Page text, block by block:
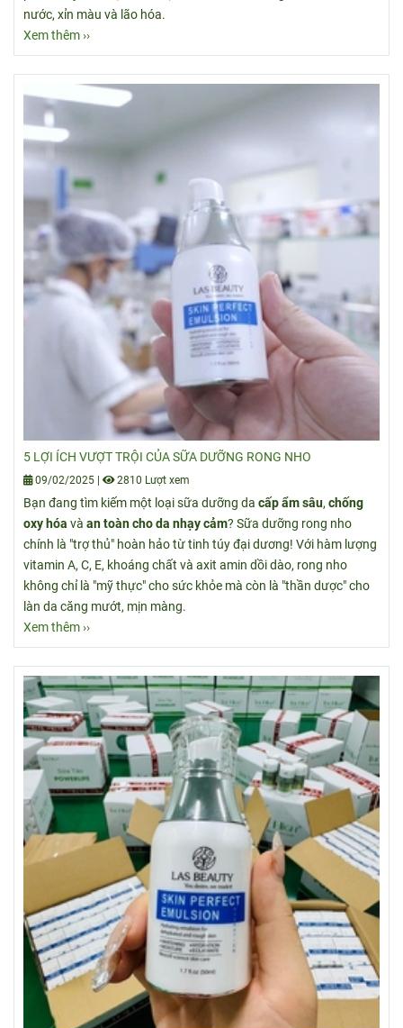
nước, xỉn màu và lão hóa.
Xem thêm ››
5 LỢI ÍCH VƯỢT TRỘI CỦA SỮA DƯỠNG RONG NHO
09/02/2025 2810 Lượt xem
Bạn đang tìm kiếm một loại sữa dưỡng da cấp ẩm sâu, chống
oxy hóa và an toàn cho da nhạy cảm? Sữa dưỡng rong nho
chính là "trợ thủ" hoàn hảo từ tinh túy đại dương! Với hàm lượng
vitamin A, C, E, khoáng chất và axit amin dồi dào, rong nho
không chỉ là "mỹ thực" cho sức khỏe mà còn là "thần dược" cho
làn da căng mướt, mịn màng.
Xem thêm ››